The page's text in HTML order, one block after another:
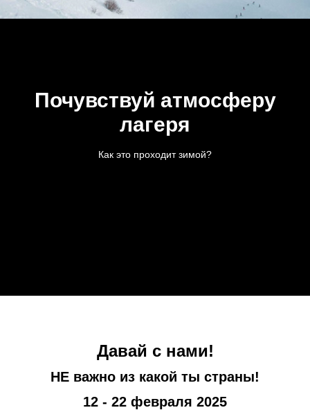
Почувствуй атмосферу
лагеря
Как это проходит зимой?
Давай с нами!
НЕ важно из какой ты страны!
12 - 22 февраля 2025